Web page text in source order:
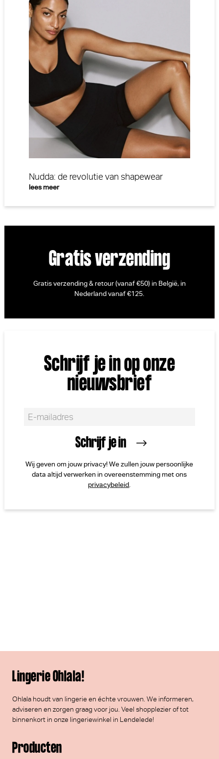
Nudda: de revolutie van shapewear
lees meer
Gratis verzending
Gratis verzending & retour (vanaf €50) in België, in
Nederland vanaf €125.
Schrijf je in op onze
nieuwsbrief
Wij geven om jouw privacy! We zullen jouw persoonlijke
data altijd verwerken in overeenstemming met ons
privacybeleid
Lingerie Ohlala!
Ohlala houdt van lingerie en échte vrouwen. We informeren,
adviseren en zorgen graag voor jou. Veel shopplezierof tot
binnenkort in onze lingeriewinkel in Lendelede!
Producten